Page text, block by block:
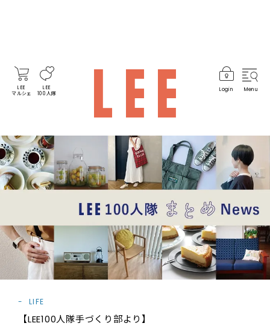
LEE
マルシェ
LEE
100人隊
Login Menu
LIFE
【LEE100人隊手づくり部より】